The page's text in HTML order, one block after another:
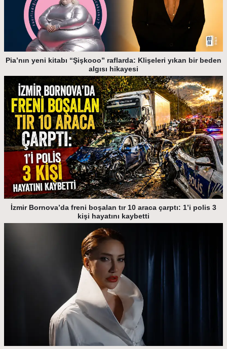
Pia’nın yeni kitabı “Şişkooo” raflarda: Klişeleri yıkan bir beden
algısı hikayesi
İzmir Bornova’da freni boşalan tır 10 araca çarptı: 1’i polis 3
kişi hayatını kaybetti